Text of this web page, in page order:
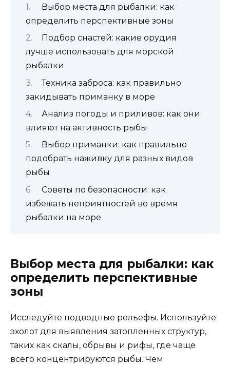
Выбор места для рыбалки: как
определить перспективные зоны
Подбор снастей: какие орудия
лучше использовать для морской
рыбалки
Техника заброса: как правильно
закидывать приманку в море
Анализ погоды и приливов: как они
влияют на активность рыбы
Выбор приманки: как правильно
подобрать наживку для разных видов
рыбы
Советы по безопасности: как
избежать неприятностей во время
рыбалки на море
Выбор места для рыбалки: как
определить перспективные
зоны
Исследуйте подводные рельефы. Используйте
эхолот для выявления затопленных структур,
таких как скалы, обрывы и рифы, где чаще
всего концентрируются рыбы. Чем